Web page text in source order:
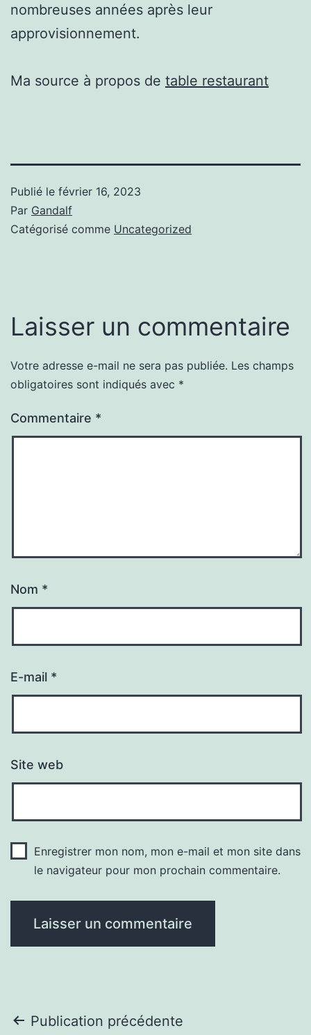
nombreuses années après leur
approvisionnement.
Ma source à propos de table restaurant
Publié le février 16, 2023
Par Gandalf
Catégorisé comme Uncategorized
Laisser un commentaire
Votre adresse e-mail ne sera pas publiée. Les champs
obligatoires sont indiqués avec *
Commentaire *
Nom *
E-mail *
Site web
Enregistrer mon nom, mon e-mail et mon site dans
le navigateur pour mon prochain commentaire.
Navigation
Publication précédente